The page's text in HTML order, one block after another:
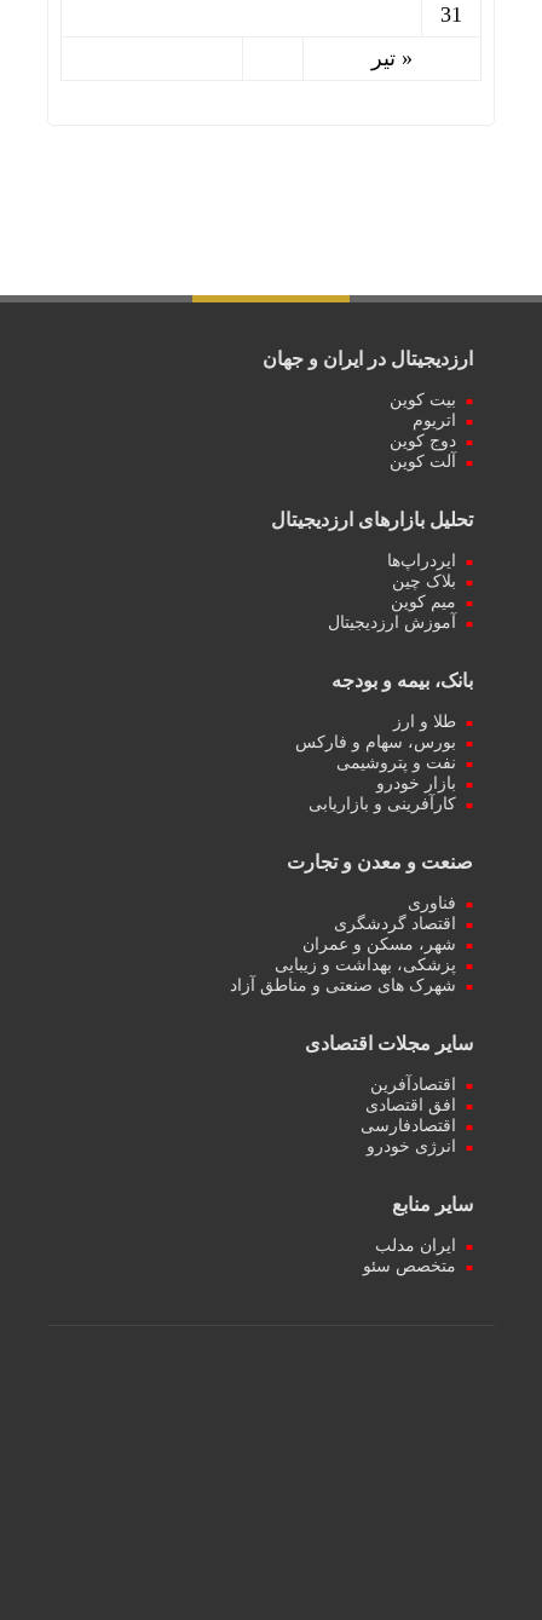
« تیر
31
ارزدیجیتال در ایران و جهان
بیت کوین
اتریوم
دوج کوین
آلت کوین
تحلیل بازارهای ارزدیجیتال
ایردراپ‌ها
بلاک چین
میم کوین‌
آموزش ارزدیجیتال
بانک، بیمه و بودجه
طلا و ارز
بورس، سهام و فارکس
نفت و پتروشیمی
بازار خودرو
کارآفرینی و بازاریابی
صنعت و معدن و تجارت
فناوری
اقتصاد گردشگری
شهر، مسکن و عمران
پزشکی، بهداشت و زیبایی
شهرک های صنعتی و مناطق آزاد
سایر مجلات اقتصادی
اقتصادآفرین
افق اقتصادی
اقتصادفارسی
انرژی خودرو
سایر منابع
ایران مدلب
متخصص سئو